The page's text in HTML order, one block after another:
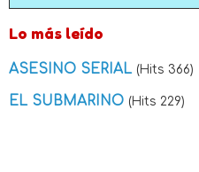
Lo más leído
ASESINO SERIAL (Hits 366)
EL SUBMARINO (Hits 229)